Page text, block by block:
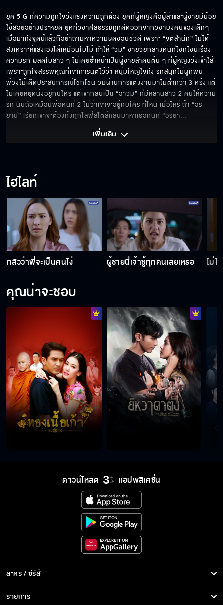
ถ้าฟาดไม่ได้ ก็แค่เงียบไว้รอเวลา "แอน สิเรียม"
ถ้าติดใจผู้ชายแนวแบดๆ ลิสต์นี้ต้องโดนแล้วนะ
"ป๋อ ณัฐวุฒิ"
กล้ามั้ย ที่จะลองจีบผู้หญิงคนนี้ "พรีม รณิดา"
เมษาร้อนฉ่า ชายแพศยา เริ่ม 16 เมษานี้
ชายแพศยา เร็วๆ นี้
ยุค 5 G ที่ความถูกใจวิ่งแซงความถูกต้อง ยุคที่ผู้หญิงคือผู้ล่าและผู้ชายมีน้อย
ใช้สอยอย่างประหยัด ยุคที่วิชาศีลธรรมถูกดีดออกจากวิชาบังคับของเด็กๆ
เมื่อมาถึงจุดนี้แล้วก็อย่าถามหาความผิดชอบชั่วดี เพราะ “จิตสำนึก” ไม่ได้
สังเคราะห์แสงเองได้เหมือนใบไม้ ทำให้ “วิม” ชายวัยกลางคนที่โชกโชนเรื่อง
ความรัก ผลัดใบสาว ๆ ไม่เคยซ้ำหน้าเป็นผู้ชายลำดับต้น ๆ ที่ผู้หญิงวิ่งเข้าใส่
เพราะถูกใจสรรพคุณที่เขาการันตีไว้ว่า หนุ่มใหญ่ใจถึง รักสนุกไม่ผูกพัน
พ่วงไม้เด็ดประสบการณ์โชกโชน วิมผ่านการแต่งงานมาไม่ต่ำกว่า 3 ครั้ง แต่
ไม่เคยหยุดนิ่งอยู่กับใคร แต่เขากลับเป็น “อาวิม” ที่มีหลานสาว 2 คนให้ความ
รัก นับถือเหมือนพ่อคนที่ 2 ไม่ว่าเขาจะอยู่กับใคร ที่ไหน เมื่อไหร่ ถ้า “อร
ยานี” เรียกเขาจะต้องทิ้งทุกไลฟ์สไตล์กลับมาหาเธอทันที “อรยา...
เพิ่มเติม
ไฮไลท์
กลัวว่าพี่จะเป็นคนโง่ ผู้ชายนี่เจ้าชู้ทุกคนเลยเหรอ ไม่ไ
คุณน่าจะชอบ
ดาวน์โหลด แอปพลิเคชั่น
ละคร / ซีรีส์
ละคร/ซีรีส์
รายการ